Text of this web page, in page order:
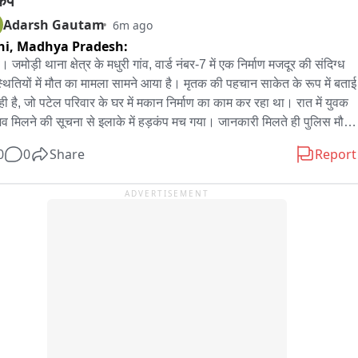
साथ लेकर वो चले,वही सपा और कांग्रेस गठबंधन को लेकर अजय राय ने
कौन कितनी सीटों पर लड़ेगा किससे गठबंधन होगा इसको राष्ट्रीय नेतृत्व तय
काम 403 विधानसभाओं ने संगठन सृजन का काम करना है,हम बूथ और
मजबूत कर रहे है,बाकी कितने सीटें पर लड़ेंगे और किससे गठबंधन होगा यह
नेतृत्व तय करेगा.
पुलिस ने तीनों आरोपियों के खिलाफ धारा 34(2) आबकारी अधिनियम के
दर्ज कर आगे की कार्रवाई शुरू कर दी है।
Adarsh Gautam 6m ago
Madhya Pradesh:
जमोड़ी थाना क्षेत्र के मधुरी गांव, वार्ड नंबर-7 में एक निर्माण मजदूर की संदिग्ध
में मौत का मामला सामने आया है। मृतक की पहचान साकेत के रूप में बताई
है, जो पटेल परिवार के घर में मकान निर्माण का काम कर रहा था। रात में युवक
मिलने की सूचना से इलाके में हड़कंप मच गया। जानकारी मिलते ही पुलिस मौके
जांच की मांग की है। पुलिस ने कुछ संदिग्ध लोगों को पूछताछ के लिए थाने ले
खुलासा पुलिस जांच और पोस्टमार्टम रिपोर्ट के बाद ही हो सकेगा।
0 Share Report
ADVERTISEMENT